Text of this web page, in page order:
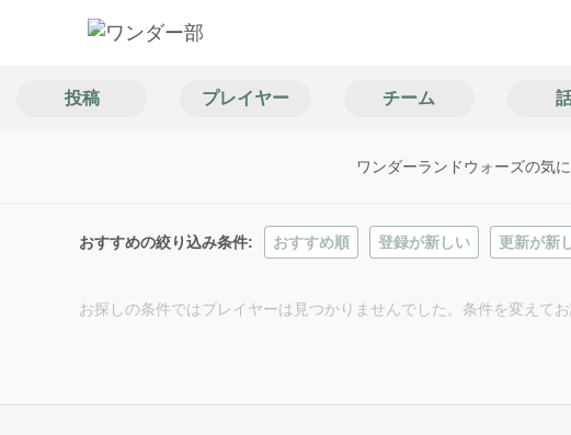
投稿 プレイヤー チーム
ワンダーランドウォーズの気
おすすめの絞り込み条件 おすすめ順 登録が新しい 更新が新
お探しの条件ではプレイヤーは見つかりませんでした。条件を変えて